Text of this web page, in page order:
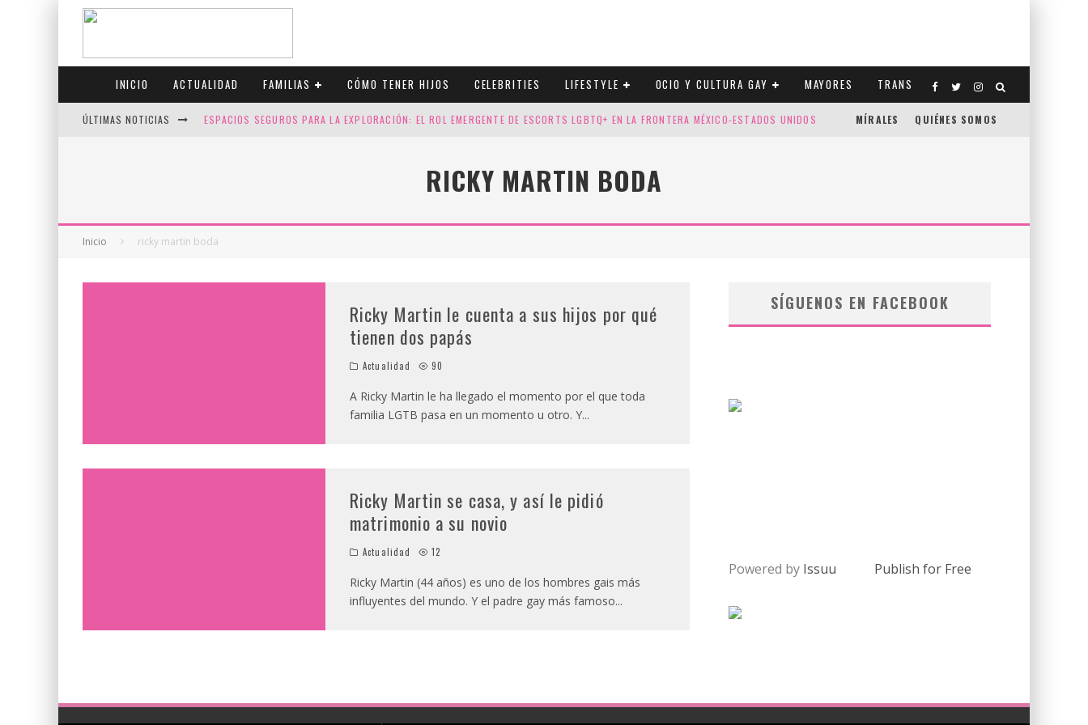
INICIO ACTUALIDAD FAMILIAS CÓMO TENER HIJOS CELEBRITIES LIFESTYLE OCIO Y CULTURA GAY MAYORES TRANS
ÚLTIMAS NOTICIAS ESPACIOS SEGUROS PARA LA EXPLORACIÓN: EL ROL EMERGENTE DE ESCORTS LGBTQ+ EN LA FRONTERA MÉXICO-ESTADOS UNIDOS
CANADÁ CELEBRA EL ORGULLO CON CUATRO SELLOS QUE HONRAN LA HISTORIA LGTB
MÍRALES QUIÉNES SOMOS
RICKY MARTIN BODA
Inicio ricky martin boda
Ricky Martin le cuenta a sus hijos por qué
tienen dos papás
Actualidad 90
A Ricky Martin le ha llegado el momento por el que toda
familia LGTB pasa en un momento u otro. Y...
Ricky Martin se casa, y así le pidió
matrimonio a su novio
Actualidad 12
Ricky Martin (44 años) es uno de los hombres gais más
influyentes del mundo. Y el padre gay más famoso...
SÍGUENOS EN FACEBOOK
Powered by Issuu Publish for Free